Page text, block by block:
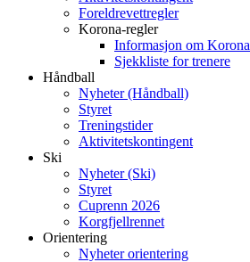
Foreldrevettregler
Korona-regler
Informasjon om Korona
Sjekkliste for trenere
Håndball
Nyheter (Håndball)
Styret
Treningstider
Aktivitetskontingent
Ski
Nyheter (Ski)
Styret
Cuprenn 2026
Korgfjellrennet
Orientering
Nyheter orientering